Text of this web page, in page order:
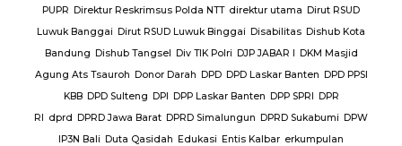
PUPR Direktur Reskrimsus Polda NTT direktur utama Dirut RSUD
Luwuk Banggai Dirut RSUD Luwuk Binggai Disabilitas Dishub Kota
Bandung Dishub Tangsel Div TIK Polri DJP JABAR I DKM Masjid
Agung Ats Tsauroh Donor Darah DPD DPD Laskar Banten DPD PPSI
KBB DPD Sulteng DPI DPP Laskar Banten DPP SPRI DPR
RI dprd DPRD Jawa Barat DPRD Simalungun DPRD Sukabumi DPW
IP3N Bali Duta Qasidah Edukasi Entis Kalbar erkumpulan